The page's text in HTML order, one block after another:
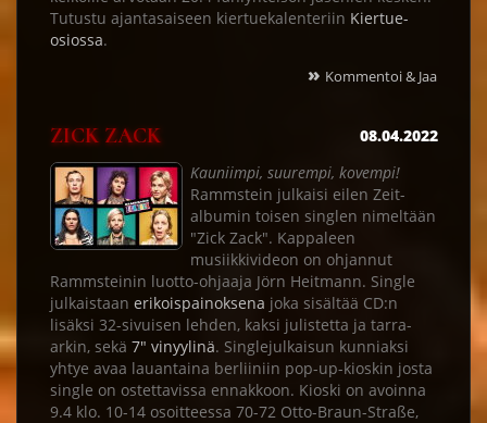
Tutustu ajantasaiseen kiertuekalenteriin Kiertue-
osiossa.
» Kommentoi & Jaa
ZICK ZACK
08.04.2022
Kauniimpi, suurempi, kovempi!
Rammstein julkaisi eilen Zeit-
albumin toisen singlen nimeltään
"Zick Zack". Kappaleen
musiikkivideon on ohjannut
Rammsteinin luotto-ohjaaja Jörn Heitmann. Single
julkaistaan erikoispainoksena joka sisältää CD:n
lisäksi 32-sivuisen lehden, kaksi julistetta ja tarra-
arkin, sekä 7" vinyylinä. Singlejulkaisun kunniaksi
yhtye avaa lauantaina berliiniin pop-up-kioskin josta
single on ostettavissa ennakkoon. Kioski on avoinna
9.4 klo. 10-14 osoitteessa 70-72 Otto-Braun-Straße,